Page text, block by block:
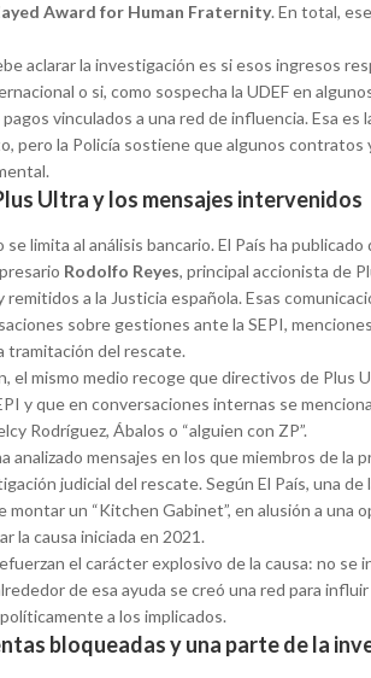
Award for Human Fraternity. En total,
aclarar la investigación es si esos ingresos
o si, como sospecha la UDEF en
vinculados a una red de influencia. Esa
pero la Policía sostiene que algunos
Ultra y los mensajes intervenidos
se limita al análisis bancario. El País ha
Rodolfo Reyes, principal accionista de
a la Justicia española. Esas
sobre gestiones ante la SEPI,
tramitación del rescate.
el mismo medio recoge que directivos de Plus
y que en conversaciones internas se
Rodríguez, Ábalos o “alguien con ZP”.
analizado mensajes en los que miembros de
judicial del rescate. Según El País, una
montar un “Kitchen Gabinet”, en alusión a una
la causa iniciada en 2021.
el carácter explosivo de la causa: no se
de esa ayuda se creó una red para
a los implicados.
bloqueadas y una parte de la